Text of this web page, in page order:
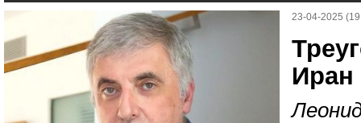
23-04-2025
Иран